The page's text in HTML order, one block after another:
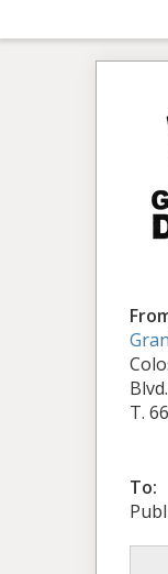
T.
To: